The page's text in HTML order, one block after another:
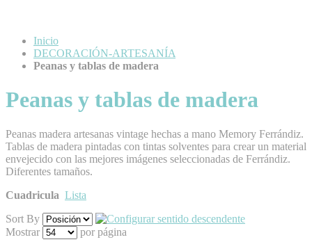
Inicio
DECORACIÓN-ARTESANÍA
Peanas y tablas de madera
Peanas y tablas de madera
Peanas madera artesanas vintage hechas a mano Memory Ferrándiz.
Tablas de madera pintadas con tintas solventes para crear un material
envejecido con las mejores imágenes seleccionadas de Ferrándiz.
Diferentes tamaños.
Cuadricula Lista
Sort By
Mostrar
por página